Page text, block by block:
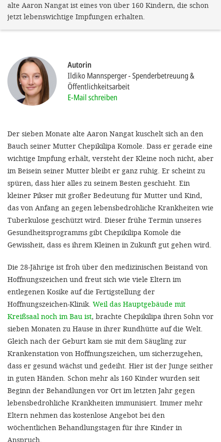
alte Aaron Nangat ist eines von über 160 Kindern, die schon
jetzt lebenswichtige Impfungen erhalten.
Autorin
Ildiko Mannsperger Spenderbetreuung &
Öffentlichkeitsarbeit
E-Mail schreiben
Der sieben Monate alte Aaron Nangat kuschelt sich an den
Bauch seiner Mutter Chepikilipa Komole. Dass er gerade eine
wichtige Impfung erhält, versteht der Kleine noch nicht, aber
im Beisein seiner Mutter bleibt er ganz ruhig. Er scheint zu
spüren, dass hier alles zu seinem Besten geschieht. Ein
kleiner Pikser mit großer Bedeutung für Mutter und Kind,
das von Anfang an gegen lebensbedrohliche Krankheiten wie
Tuberkulose geschützt wird. Dieser frühe Termin unseres
Gesundheitsprogramms gibt Chepikilipa Komole die
Gewissheit, dass es ihrem Kleinen in Zukunft gut gehen wird.
Die 28-Jährige ist froh über den medizinischen Beistand von
Hoffnungszeichen und freut sich wie viele Eltern im
entlegenen Kosike auf die Fertigstellung der
Hoffnungszeichen-Klinik. Weil das Hauptgebäude mit
Kreißsaal noch im Bau ist, brachte Chepikilipa ihren Sohn vor
sieben Monaten zu Hause in ihrer Rundhütte auf die Welt.
Gleich nach der Geburt kam sie mit dem Säugling zur
Krankenstation von Hoffnungszeichen, um sicherzugehen,
dass er gesund wächst und gedeiht. Hier ist der Junge seither
in guten Händen. Schon mehr als 160 Kinder wurden seit
Beginn der Behandlungen vor Ort im letzten Jahr gegen
lebensbedrohliche Krankheiten immunisiert. Immer mehr
Eltern nehmen das kostenlose Angebot bei den
wöchentlichen Behandlungstagen für ihre Kinder in
Anspruch.
Sie
Impressum
ALLEN